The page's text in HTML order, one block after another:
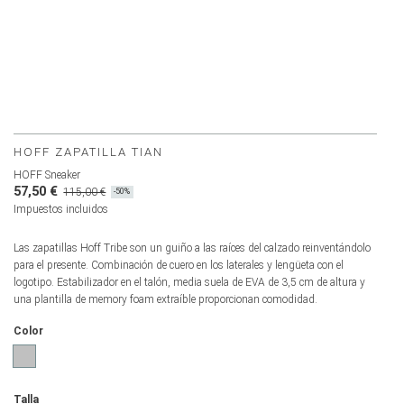
HOFF ZAPATILLA TIAN
HOFF Sneaker
57,50 € 115,00 € -50%
Impuestos incluidos
Las zapatillas Hoff Tribe son un guiño a las raíces del calzado reinventándolo
para el presente. Combinación de cuero en los laterales y lengüeta con el
logotipo. Estabilizador en el talón, media suela de EVA de 3,5 cm de altura y
una plantilla de memory foam extraíble proporcionan comodidad.
Color
Talla